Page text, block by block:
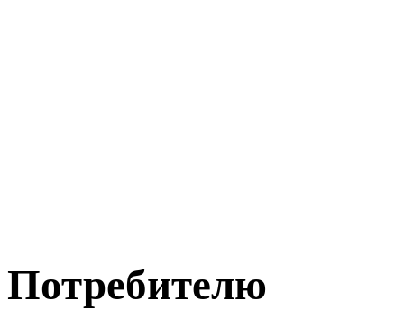
Потребителю